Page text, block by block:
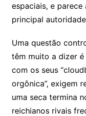
espaciais, e
principal
Uma questão
têm muito a dizer
com os seus
orgônica”, exigem
uma seca termina
reichianos rivais